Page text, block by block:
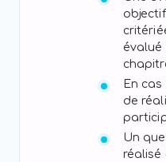
évalué
En
de
Un
réalisé